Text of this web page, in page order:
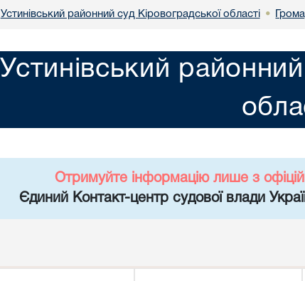
Устинівський районний суд Кіровоградської області •
Устинівський
Отримуйте інформацію лише з
Єдиний Контакт-центр судової влади